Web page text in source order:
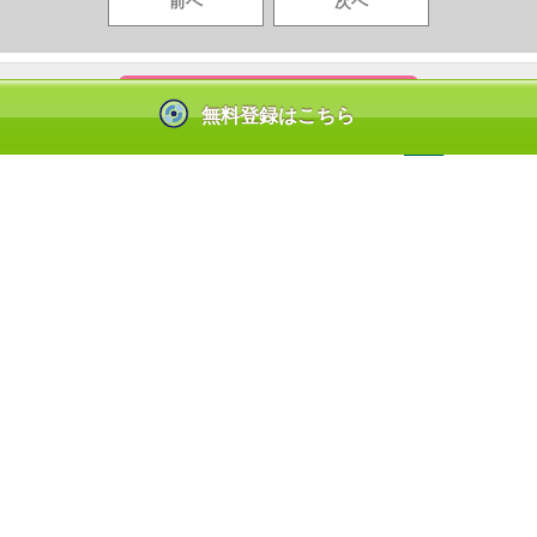
コンテンツを見るには？
無料登録はこちら